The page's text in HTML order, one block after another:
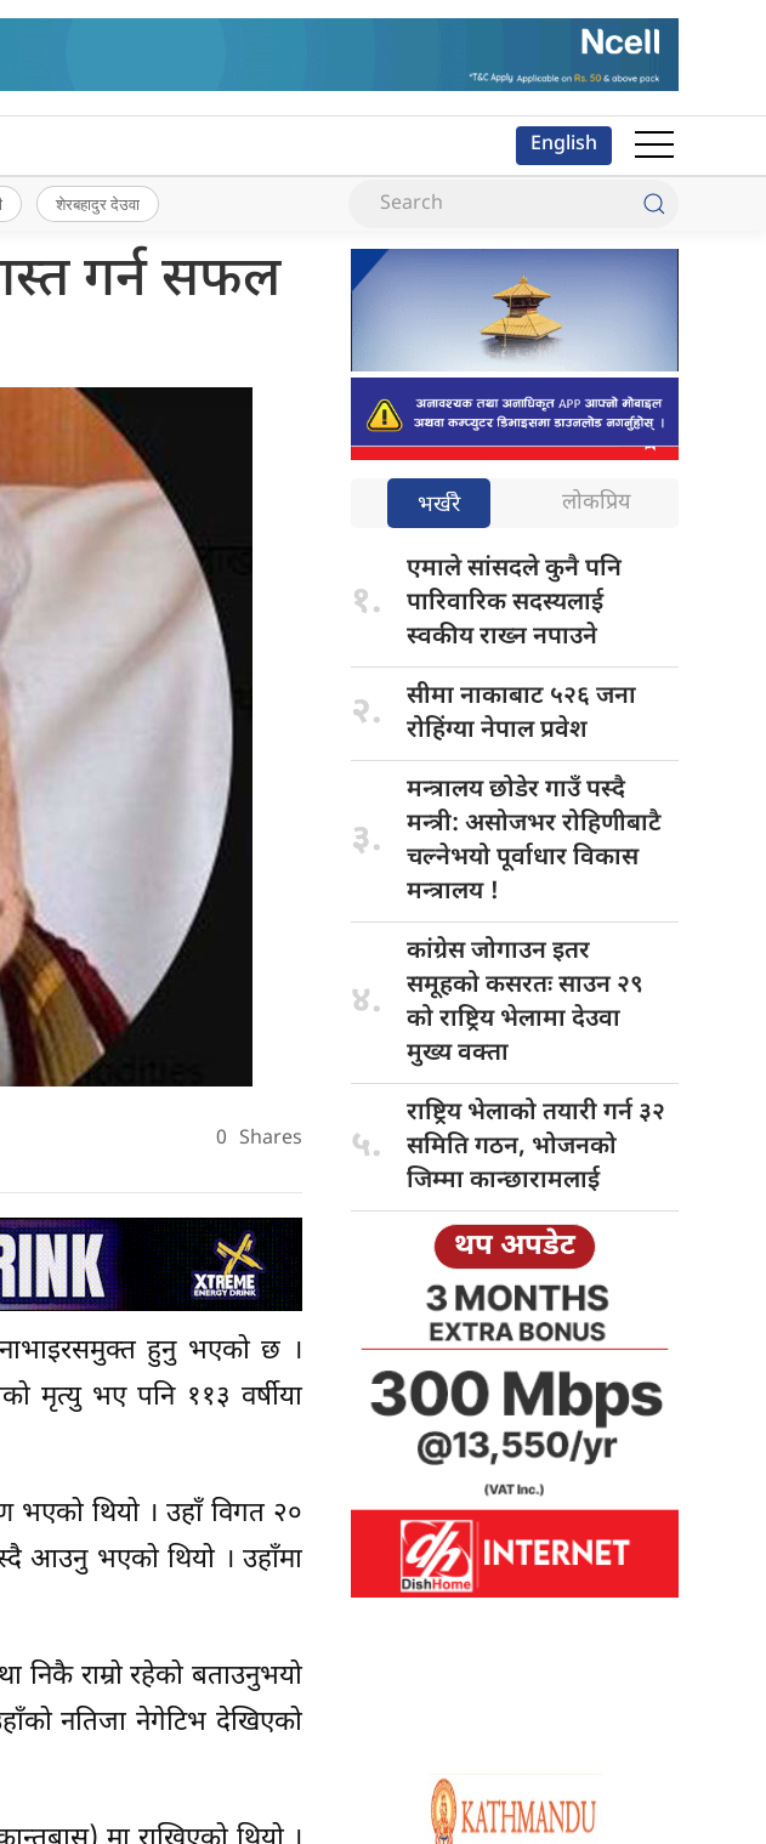
English
शेरबहादुर देउवा
गर्न सफल
0 Shares
हुनु भएको छ ।
मृत्यु भए पनि ११३ वर्षीया
भएको थियो । उहाँ विगत २०
आउनु भएको थियो । उहाँमा
निकै राम्रो रहेको बताउनुभयो
नतिजा नेगेटिभ देखिएको
भर्खरै लोकप्रिय
१.
एमाले सांसदलेकुनै पनि
पारिवारिक सदस्यलाई
स्वकीय राख्न नपाउने
२. सीमा नाकाबाट ५२६ जना
रोहिंग्या नेपाल प्रवेश
३.
मन्त्रालय छोडेरगाउँ पस्दै
मन्त्री: असोजभर रोहिणीबाटै
चल्नेभयो पूर्वाधार विकास
मन्त्रालय !
४.
कांग्रेस जोगाउनइतर
समूहको कसरतः साउन २९
को राष्ट्रिय भेलामा देउवा
मुख्य वक्ता
५.
राष्ट्रिय भेलाकोतयारी गर्न ३२
समिति गठन, भोजनको
जिम्मा कान्छारामलाई
थप अपडेट